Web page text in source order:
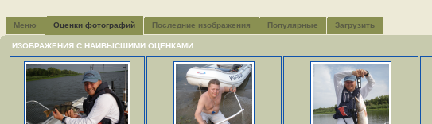
Меню Оценки фотографий Последние изображения Популярные Загрузить
ИЗОБРАЖЕНИЯ С НАИВЫСШИМИ ОЦЕНКАМИ